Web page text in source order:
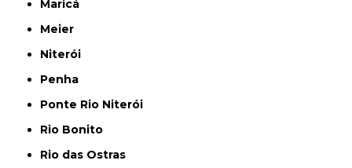
Maricá
Meier
Niterói
Penha
Ponte Rio Niterói
Rio Bonito
Rio das Ostras